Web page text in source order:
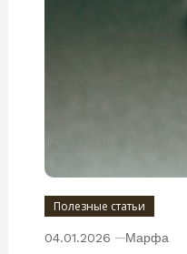
Полезные статьи
04.01.2026 Марфа